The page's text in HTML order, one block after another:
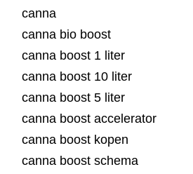
canna
canna bio boost
canna boost 1 liter
canna boost 10 liter
canna boost 5 liter
canna boost accelerator
canna boost kopen
canna boost schema